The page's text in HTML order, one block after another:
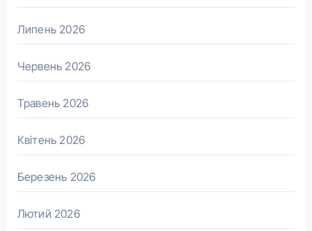
Липень 2026
Червень 2026
Травень 2026
Квітень 2026
Березень 2026
Лютий 2026